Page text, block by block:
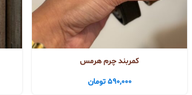
کمربند چرم هرمس
590,000 تومان